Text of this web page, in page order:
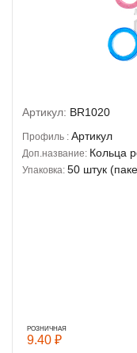
Артикул: BR1020
Профиль : Артикул
Доп.название: Кольца
Упаковка: 50 штук
РОЗНИЧНАЯ
9.40 ₽